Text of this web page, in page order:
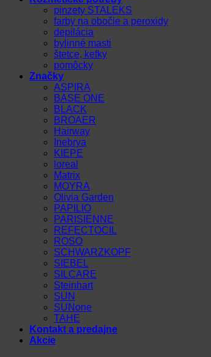
pinzety STALEKS
farby na obočie a peroxidy
depilácia
bylinné masti
štetce, kefky
pomôcky
Značky
ASPIRA
BASE ONE
BLACK
BROAER
Hairway
Inebrya
KIEPE
loreal
Matrix
MOYRA
Olivia Garden
PAPILIO
PARISIENNE
REFECTOCIL
ROSO
SCHWARZKOPF
SIEBEL
SILCARE
Steinhart
SUN
SUNone
TAHE
Kontakt a predajne
Akcie